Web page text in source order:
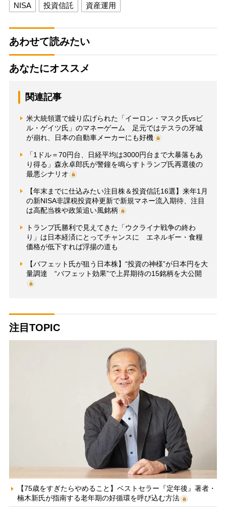
NISA 投資信託 資産運用
あわせて読みたい
あなたにオススメ
関連記事
米大統領選で繰り広げられた「イーロン・マスク氏vsビ
ル・ゲイツ氏」のマネーゲーム 足元ではテスラの牙城
が崩れ、日本の自動車メーカーにも好機
「1ドル＝70円台、日経平均は3000円台まで大暴落もあ
り得る」森永卓郎氏が警鐘を鳴らすトランプ氏再選後の
最悪シナリオ
【年末までに仕込みたい注目株＆投資信託16選】来年1月
の新NISA非課税投資枠更新で新規マネー流入期待、注目
は高配当株や政策追い風銘柄
トランプ氏勝利で見えてきた「ウクライナ戦争の終わ
り」は日本経済にとってチャンスに エネルギー・食糧
価格が低下すれば浮揚の道も
【バフェット氏が狙う日本株】“投資の神様”が日本円を大
量調達 “バフェット効果”で上昇期待の15銘柄を大公開
注目TOPIC
【75歳をすぎたらやめること】ベストセラー『定年後』著者・
楠木新氏が指南する老年期の好循環を呼び込む方法